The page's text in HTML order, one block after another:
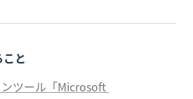
と
ツール「Microsoft